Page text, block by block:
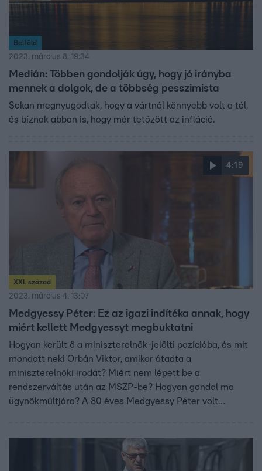
Belföld
2023. március 8. 19:34
Medián: Többen gondolják úgy, hogy jó irányba
mennek a dolgok, de a többség pesszimista
Sokan megnyugodtak, hogy a vártnál könnyebb volt a tél,
és bíznak abban is, hogy már tetőzött az infláció.
4:19
XXI. század
2023. március 4. 13:07
Medgyessy Péter: Ez az igazi indítéka annak, hogy
miért kellett Medgyessyt megbuktatni
Hogyan került ő a miniszterelnök-jelölti pozícióba, és mit
mondott neki Orbán Viktor, amikor átadta a
miniszterelnöki irodát? Miért nem lépett be a
rendszerváltás után az MSZP-be? Hogyan gondol ma
ügynökmúltjára? A 80 éves Medgyessy Péter volt
el, ami később támadhatóvá tette.